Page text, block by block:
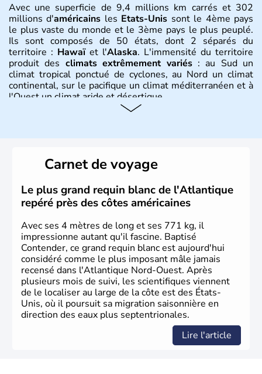
Avec une superficie de 9,4 millions km carrés et 302
millions d'américains les Etats-Unis sont le 4ème pays
le plus vaste du monde et le 3ème pays le plus peuplé.
Ils sont composés de 50 états, dont 2 séparés du
territoire : Hawaïet l'Alaska. L'immensité du territoire
produit des climats extrêmement variés: au Sud un
climat tropical ponctué de cyclones, au Nord un climat
continental, sur le pacifique un climat méditerranéen et à
l'Ouest un climat aride et désertique.
Plusieurs populations se sont succédées avant l'arrivée
des européens, suite à la découverte du continent par
Christophe Colomb en 1492. Les 13 colonies
britanniques proclament la Déclaration d'indépendance
en 1776 et adoptent leur première constitution en 1787.
La conquête de l'Ouest marque ensuite l'entrée dans une
phase de développement intense.
Carnet de voyage
Le plus grand requin blanc de l'Atlantique
repéré près des côtes américaines
Avec ses 4 mètres de long et ses 771 kg, il
impressionne autant qu'il fascine. Baptisé
Contender, ce grand requin blanc est aujourd'hui
considéré comme le plus imposant mâle jamais
recensé dans l'Atlantique Nord-Ouest. Après
plusieurs mois de suivi, les scientifiques viennent
de le localiser au large de la côte est des États-
Unis, où il poursuit sa migration saisonnière en
direction des eaux plus septentrionales.
Lire l'article